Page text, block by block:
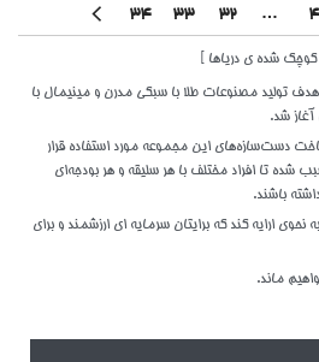
4
…
32
33
34
کوچک شده ی دریاها ]
طلایی ما ابتدای سال 1401 با هدف تولید مصنوعات طلا با سبکی مدرن و مینیمال با
شد.
دست‌سازه‌های این مجموعه مورد استفاده قرار
شده تا افراد مختلف با هر سلیقه و هر بودجه‌ای
باشند.
ارایه کند که برایتان سرمایه ای ارزشمند و برای
ماند.